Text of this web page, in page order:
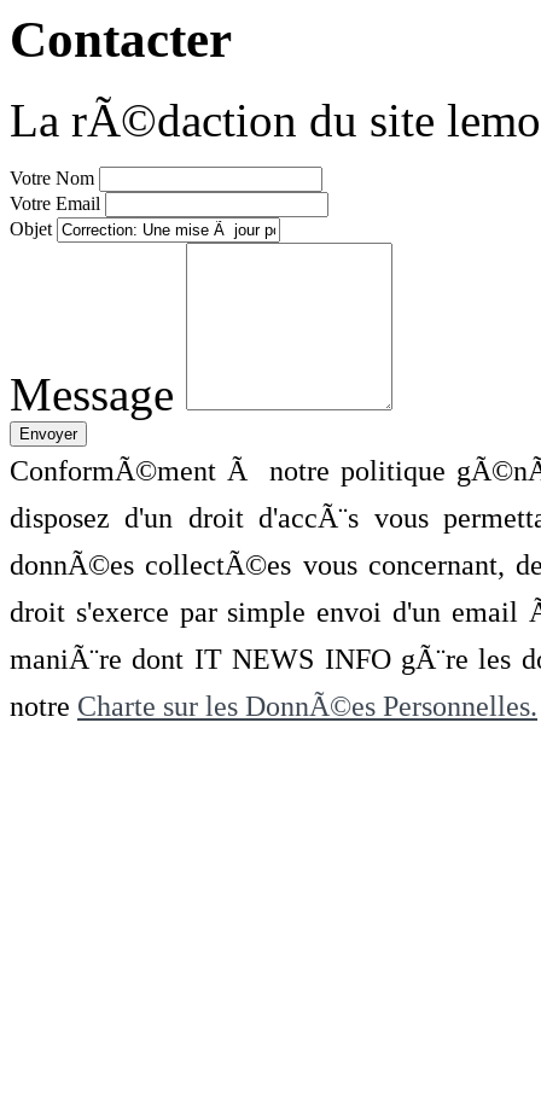
Contacter
La rÃ©daction du site
Votre Nom
Votre Email
Objet
Message
ConformÃ©ment Ã notre politique
disposez d'un droit d'accÃ¨s vous
donnÃ©es collectÃ©es vous concernant,
droit s'exerce par simple envoi d'un
maniÃ¨re dont IT NEWS INFO gÃ¨re les
notre Charte sur les DonnÃ©es Personnelles.